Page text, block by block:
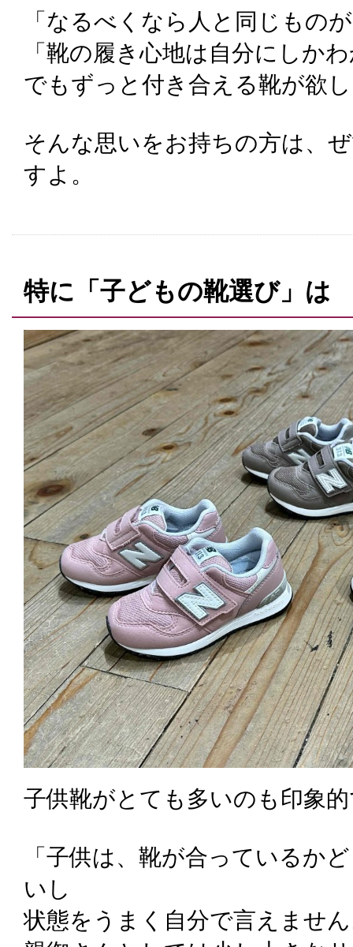
「なるべくなら人と同じもの
「靴の履き心地は自分にしか
でもずっと付き合える靴が欲
そんな思いをお持ちの方は、
すよ。
特に「子どもの靴選び」は
子供靴がとても多いのも印象
「子供は、靴が合っているか
いし
状態をうまく自分で言えませ